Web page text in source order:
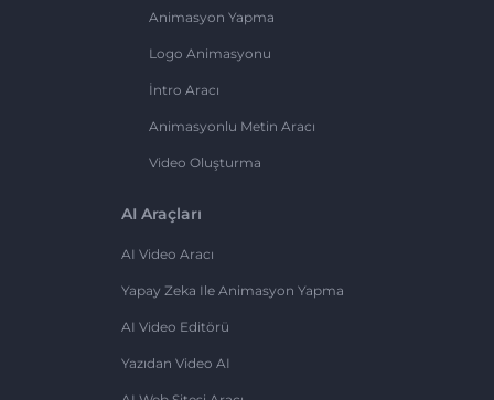
Animasyon Yapma
Logo Animasyonu
İntro Aracı
Animasyonlu Metin Aracı
Video Oluşturma
AI Araçları
AI Video Aracı
Yapay Zeka Ile Animasyon Yapma
AI Video Editörü
Yazıdan Video AI